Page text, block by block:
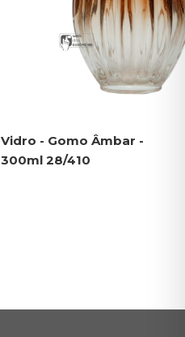
Vidro - Gomo Âmbar -
300ml 28/410